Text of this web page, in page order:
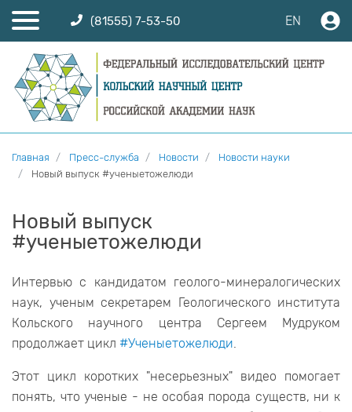
(81555) 7-53-50 EN
Главная Пресс-служба Новости
Новости науки
Новый выпуск #ученыетожелюди
Новый выпуск
#ученыетожелюди
Интервью с кандидатом геолого-минералогических
наук, ученым секретарем Геологического института
Кольского научного центра Сергеем Мудруком
продолжает цикл #Ученыетожелюди.
Этот цикл коротких "несерьезных" видео помогает
понять, что ученые - не особая порода существ, ни к